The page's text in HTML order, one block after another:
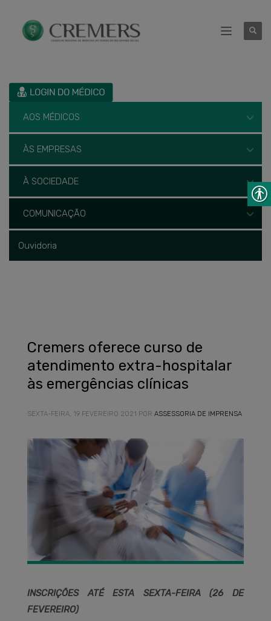
AOS MÉDICOS
ÀS EMPRESAS
À SOCIEDADE
COMUNICAÇÃO
Ouvidoria
Cremers oferece curso de
atendimento extra-hospitalar
às emergências clínicas
SEXTA-FEIRA, 19 FEVEREIRO 2021 POR ASSESSORIA DE IMPRENSA
INSCRIÇÕES ATÉ ESTA SEXTA-FEIRA (26 DE
FEVEREIRO)